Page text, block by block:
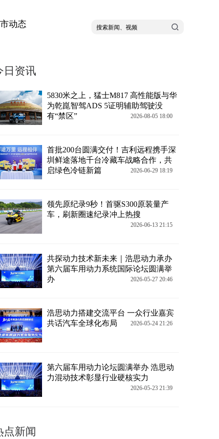
动态
日资讯
5830米之上，猛士M817 高性能版与华
为乾崑智驾ADS 5证明辅助驾驶没
有“禁区”
2026-08-05 18:00
首批200台圆满交付！吉利远程携手深
圳鲜途落地千台冷藏车战略合作，共
启绿色冷链新篇
2026-06-29 18:19
领先原纪录9秒！首驱S300原装量产
车，刷新圈速纪录冲上热搜
2026-06-13 21:15
共探动力技术新未来｜浩思动力承办
第六届车用动力系统国际论坛圆满举
办
2026-05-27 20:46
浩思动力搭建交流平台 一众行业嘉宾
共话汽车全球化布局
2026-05-24 21:26
第六届车用动力论坛圆满举办 浩思动
力混动技术彰显行业硬核实力
2026-05-23 21:39
点新闻